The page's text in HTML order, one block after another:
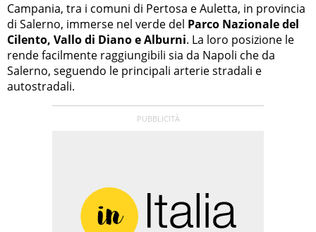
Campania, tra i comuni di Pertosa e Auletta, in provincia
di Salerno, immerse nel verde del Parco Nazionale del
Cilento, Vallo di Diano e Alburni. La loro posizione le
rende facilmente raggiungibili sia da Napoli che da
Salerno, seguendo le principali arterie stradali e
autostradali.